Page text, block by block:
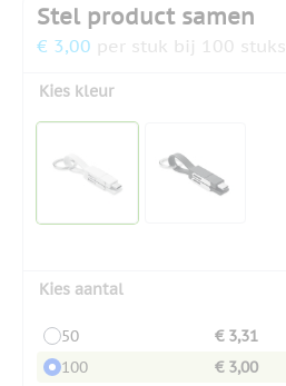
Stel product samen
€ 3,00 per stuk bij 100 stuks
Kies kleur
Kies aantal
50
€ 3,31
100
€ 3,00